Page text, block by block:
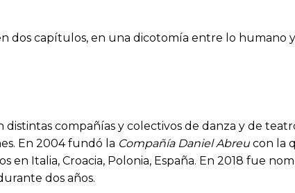
dos capítulos, en una dicotomía entre lo
compañías y colectivos de danza y de
En 2004 fundó la Compañía Daniel Abreu con la
en Italia, Croacia, Polonia, España. En 2018 fue
dos años.